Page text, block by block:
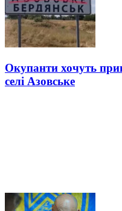
Окупанти хочуть
селі Азовське